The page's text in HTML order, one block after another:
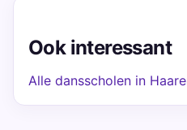
Ook interessant
Alle dansscholen in